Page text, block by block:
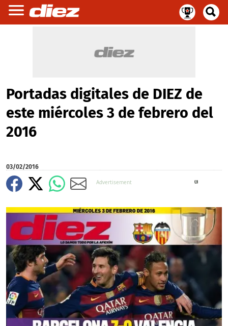
Portadas digitales de DIEZ de
este miércoles 3 de febrero del
2016
03/02/2016
X